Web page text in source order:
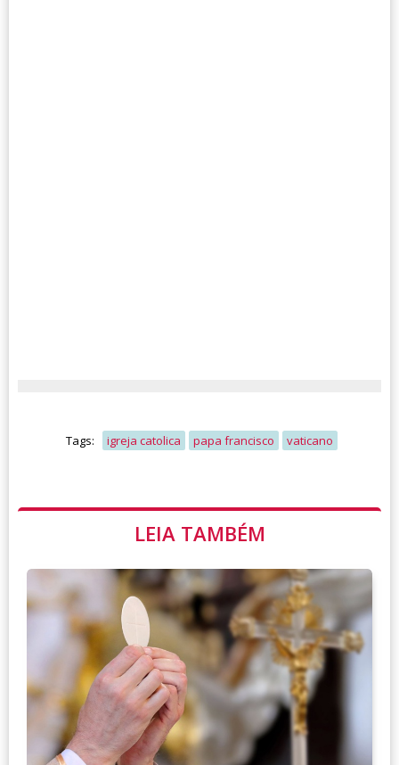
Tags: igreja catolica papa francisco vaticano
LEIA TAMBÉM